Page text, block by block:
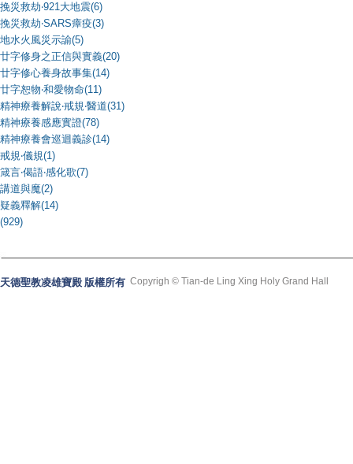
挽災救劫‧921大地震(6)
挽災救劫‧SARS瘴疫(3)
地水火風災示諭(5)
廿字修身之正信與實義(20)
廿字修心養身故事集(14)
廿字恕物‧和愛物命(11)
精神療養解說‧戒規‧醫道(31)
精神療養感應實證(78)
精神療養會巡迴義診(14)
戒規‧儀規(1)
箴言‧偈語‧感化歌(7)
講道與魔(2)
疑義釋解(14)
(929)
天德聖教凌雄寶殿 版權所有 Copyrigh © Tian-de Ling Xing Holy Grand Hall